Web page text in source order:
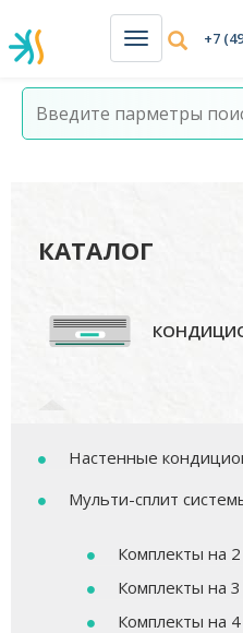
Н
а
в
и
+7
КАТАЛОГ
Настенные
Мульти-сплит
Комплекты на
Комплекты на
Комплекты на